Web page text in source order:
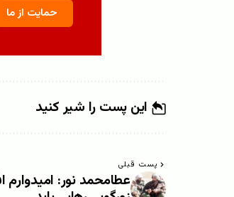
حمایت از ما
این پست را شیر کنید
پست قبلی
عطامحمد نور: امیدوارم